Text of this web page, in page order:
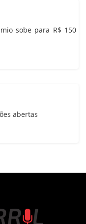
sobe para R$ 150
abertas